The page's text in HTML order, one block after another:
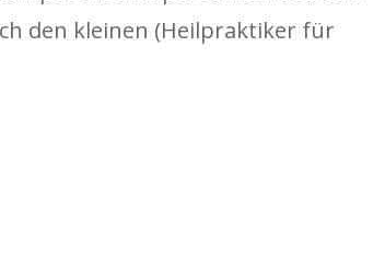
den kleinen (Heilpraktiker für